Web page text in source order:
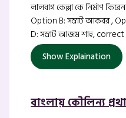
লালবাগ কেল্লা কে নির্মাণ
Option B: সম্রাট আকবর ,
D: সম্রাট আজম শাহ,
Show Explaination
বাংলায় কৌলিন্য